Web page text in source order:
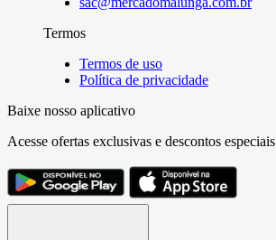
Termos
Termos de uso
Política de privacidade
Baixe nosso aplicativo
Acesse ofertas exclusivas e descontos especiais